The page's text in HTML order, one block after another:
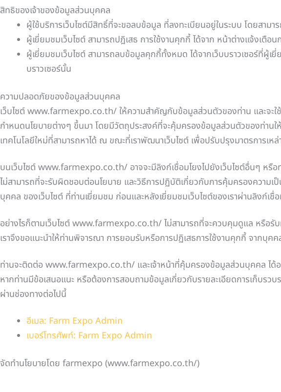
สิทธิของเจ้าของข้อมูลส่วนบุคคล
ผู้ใช้บริการเว็บไซต์มีสิทธิ์ที่จะขอลบข้อมูล ที่ลงทะเบียนอยู่ในระบบ โดยสา
ผู้เยี่ยมชมเว็บไซต์ สามารถปฎิเสธ การใช้งานคุกกี้ ได้จาก หน้าต่างแจ้งเตือ
ผู้เยี่ยมชมเว็บไซต์ สามารถลบข้อมูลคุกกี้ทั้งหมด ได้จากเว็บบราวเซอร์ที่ผู้เ
บราวเซอร์นั้น
ความปลอดภัยของข้อมูลส่วนบุคคล
เว็บไซต์ www.farmexpo.co.th/ ให้ความสำคัญกับข้อมูลส่วนตัวของท่าน และจะใ
กำหนดนโยบายต่างๆ ขึ้นมา โดยมีวัตถุประสงค์ที่จะคุ้มครองข้อมูลส่วนตัวของท่านใ
เทคโนโลยีใหม่ที่สามารถหาได้ ณ ขณะที่เราพัฒนาเว็บไซต์ เพื่อปรับปรุงมาตรการเห
บนเว็บไซต์ www.farmexpo.co.th/ อาจจะมีลิงก์เชื่อมโยงไปยังเว็บไซต์อื่นๆ หรือท่
ไม่สามารถที่จะรับผิดชอบต่อนโยบาย และวิธีการปฏิบัติเกี่ยวกับการคุ้มครองความ
บุคคล ของเว็บไซต์ ที่ท่านเยี่ยมชม ก่อนและหลังเยี่ยมชมเว็บไซต์ของเราผ่านลิงก์เชื่
อย่างไรก็ตามเว็บไซต์ www.farmexpo.co.th/ ไม่สามารถที่จะควบคุมดูแล หรือ
เราจึงขอแนะนำให้ท่านพิจารณา การยอมรับหรือการปฏิเสธการใช้งานคุกกี้ จากบุ
ท่านจะติดต่อ www.farmexpo.co.th/ และเจ้าหน้าที่คุ้มครองข้อมูลส่วนบุคคล ได้อ
หากท่านมีข้อเสนอแนะ หรือต้องการสอบถามข้อมูลเกี่ยวกับรายละเอียดการเก็บร
ผ่านช่องทางต่อไปนี้
อีเมล: Farm Expo Admin
เบอร์โทรศัพท์: Farm Expo Admin
จัดทำนโยบายโดย farmexpo (www.farmexpo.co.th/)